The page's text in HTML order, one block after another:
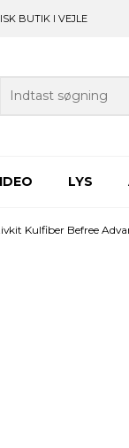
BUTIK I VEJLE
LYS
Kulfiber Befree